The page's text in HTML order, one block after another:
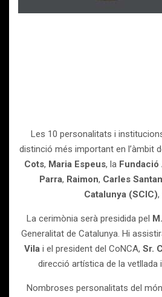
Les 10 personalitats i
distinció més important en l’àmbit
Cots, Maria Espeus, la Fundació
Parra, Raimon, Carles
Catalunya (SCIC),
La cerimònia serà presidida pel
Generalitat de Catalunya. Hi
Vila i el president del CoNCA, Sr.
direcció artística de la vetllada i
Nombroses personalitats del